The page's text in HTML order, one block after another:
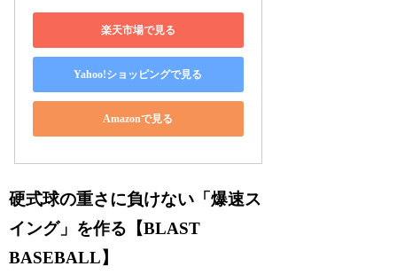
楽天市場で見る
Yahoo!ショッピングで見る
Amazonで見る
硬式球の重さに負けない「爆速ス
イング」を作る【BLAST
BASEBALL】